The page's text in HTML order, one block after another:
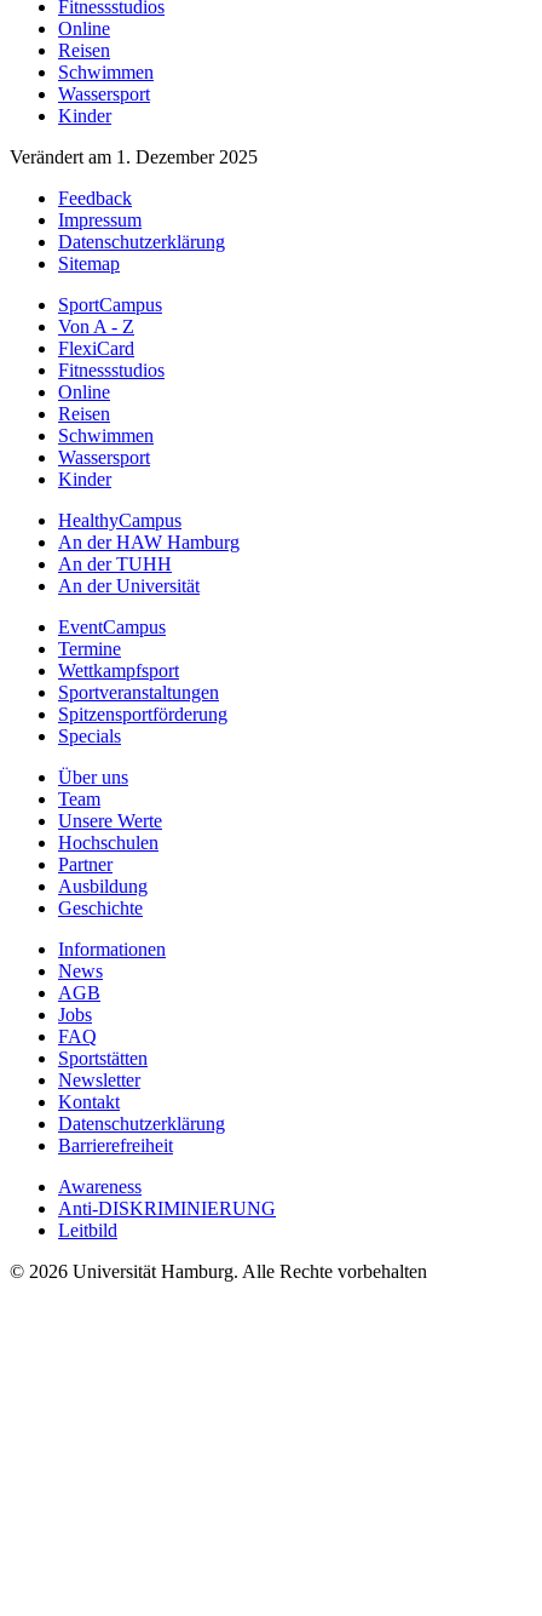
Fitnessstudios
Online
Reisen
Schwimmen
Wassersport
Kinder
Verändert am 1. Dezember 2025
Feedback
Impressum
Datenschutzerklärung
Sitemap
SportCampus
Von A - Z
FlexiCard
Fitnessstudios
Online
Reisen
Schwimmen
Wassersport
Kinder
HealthyCampus
An der HAW Hamburg
An der TUHH
An der Universität
EventCampus
Termine
Wettkampfsport
Sportveranstaltungen
Spitzensportförderung
Specials
Über uns
Team
Unsere Werte
Hochschulen
Partner
Ausbildung
Geschichte
Informationen
News
AGB
Jobs
FAQ
Sportstätten
Newsletter
Kontakt
Datenschutzerklärung
Barrierefreiheit
Awareness
Anti-DISKRIMINIERUNG
Leitbild
© 2026 Universität Hamburg. Alle Rechte vorbehalten